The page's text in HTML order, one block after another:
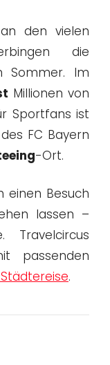
den vielen
die
Sommer. Im
Millionen von
Sportfans ist
FC Bayern
-Ort.
einen Besuch
lassen –
Travelcircus
passenden
.